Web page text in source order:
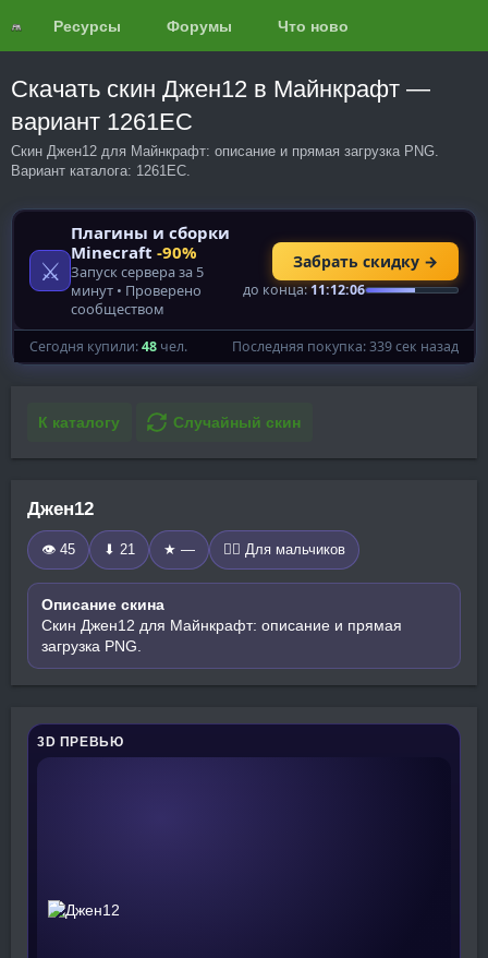
Ресурсы Форумы Что нового?
Скачать скин Джен12 в Майнкрафт —
вариант 1261EC
Скин Джен12 для Майнкрафт: описание и прямая загрузка PNG.
Вариант каталога: 1261EC.
К каталогу Случайный скин
Джен12
👁 45 ⬇ 21 ★ — 🧍‍♂️ Для мальчиков
Описание скина
Скин Джен12 для Майнкрафт: описание и прямая
загрузка PNG.
3D ПРЕВЬЮ